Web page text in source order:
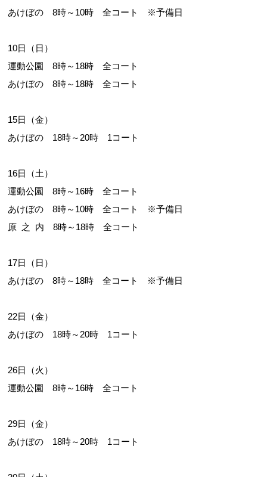
あけぼの 8時～10時 全コート ※予備日
10日（日）
運動公園 8時～18時 全コート
あけぼの 8時～18時 全コート
15日（金）
あけぼの 18時～20時 1コート
16日（土）
運動公園 8時～16時 全コート
あけぼの 8時～10時 全コート ※予備日
原 之 内 8時～18時 全コート
17日（日）
あけぼの 8時～18時 全コート ※予備日
22日（金）
あけぼの 18時～20時 1コート
26日（火）
運動公園 8時～16時 全コート
29日（金）
あけぼの 18時～20時 1コート